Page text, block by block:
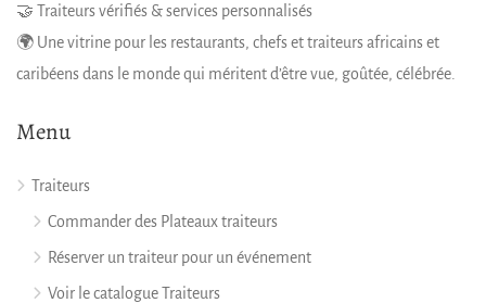
🤝 Traiteurs vérifiés & services personnalisés
🌍 Une vitrine pour les restaurants, chefs et traiteurs africains et
caribéens dans le monde qui méritent d’être vue, goûtée, célébrée.
Menu
Traiteurs
Commander des Plateaux traiteurs
Réserver un traiteur pour un événement
Voir le catalogue Traiteurs